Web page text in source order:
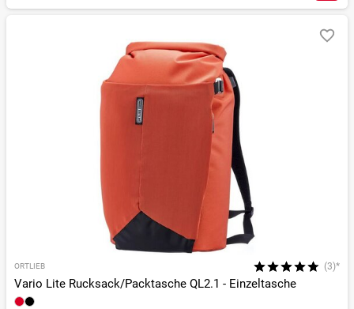
ORTLIEB (3)*
Vario Lite Rucksack/Packtasche QL2.1 - Einzeltasche